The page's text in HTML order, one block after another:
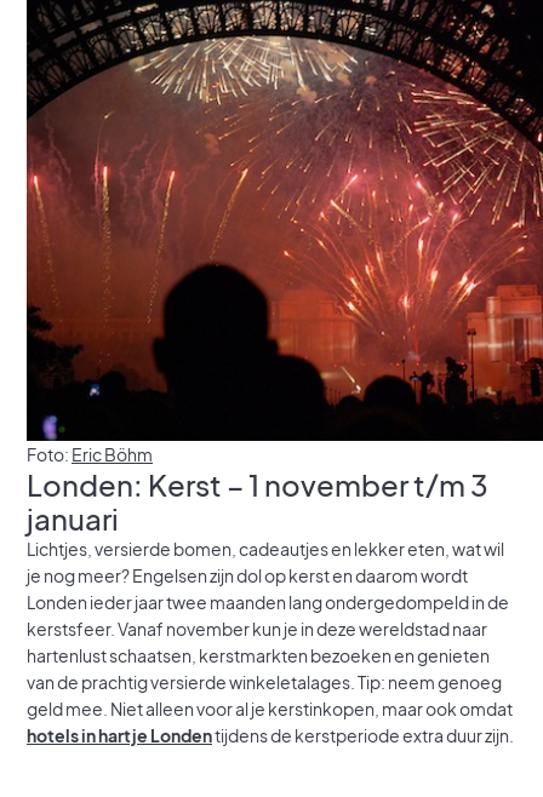
Foto: Eric Böhm
Londen: Kerst – 1 november t/m 3
januari
Lichtjes, versierde bomen, cadeautjes en lekker eten, wat wil
je nog meer? Engelsen zijn dol op kerst en daarom wordt
Londen ieder jaar twee maanden lang ondergedompeld in de
kerstsfeer. Vanaf november kun je in deze wereldstad naar
hartenlust schaatsen, kerstmarkten bezoeken en genieten
van de prachtig versierde winkeletalages. Tip: neem genoeg
geld mee. Niet alleen voor al je kerstinkopen, maar ook omdat
hotels in hartje Londentijdens de kerstperiode extra duur zijn.